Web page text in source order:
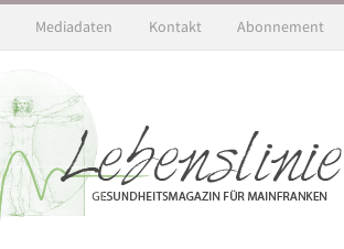
Mediadaten Kontakt Abonnement